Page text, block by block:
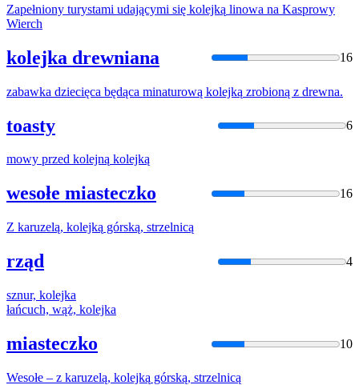
Zapełniony turystami udającymi się kolejką linowa na Kasprowy
Wierch
kolejka drewniana 16
zabawka dziecięca będąca minaturową kolejką zrobioną z drewna.
toasty 6
mowy przed kolejną kolejką
wesołe miasteczko 16
Z karuzelą, kolejką górską, strzelnicą
rząd 4
sznur, kolejka
łańcuch, wąż, kolejka
miasteczko 10
Wesołe – z karuzelą, kolejką górską, strzelnicą